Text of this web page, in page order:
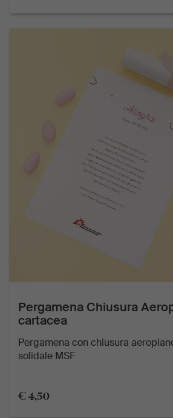
Pergamena Chiusura
cartacea
Pergamena con chiusura
solidale MSF
€ 4,50